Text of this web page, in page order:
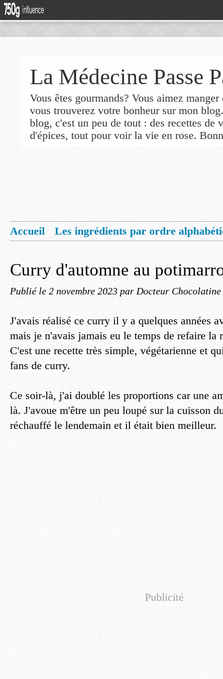
La Médecine Passe
Vous êtes gourmands? Vous aimez
vous trouverez votre bonheur sur mon
blog, c'est un peu de tout : des recettes de
d'épices, tout pour voir la vie en rose.
Accueil
Les ingrédients par ordre
Curry d'automne au
Publié le 2 novembre 2023 par Docteur Chocolatine
J'avais réalisé ce curry il y a quelques années
mais je n'avais jamais eu le temps de refaire la
C'est une recette très simple, végétarienne et
fans de curry.
Ce soir-là, j'ai doublé les proportions car une
là. J'avoue m'être un peu loupé sur la cuisson
réchauffé le lendemain et il était bien meilleur.
Publicité